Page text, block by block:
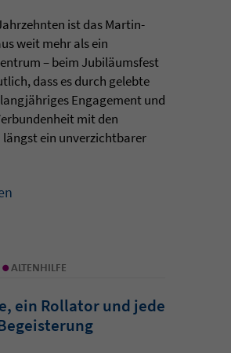
ist das Martin-
weit mehr als ein
– beim Jubiläumsfest
dass es durch gelebte
Engagement und
mit den
längst ein unverzichtbarer
• ALTENHILFE
ein Rollator und jede